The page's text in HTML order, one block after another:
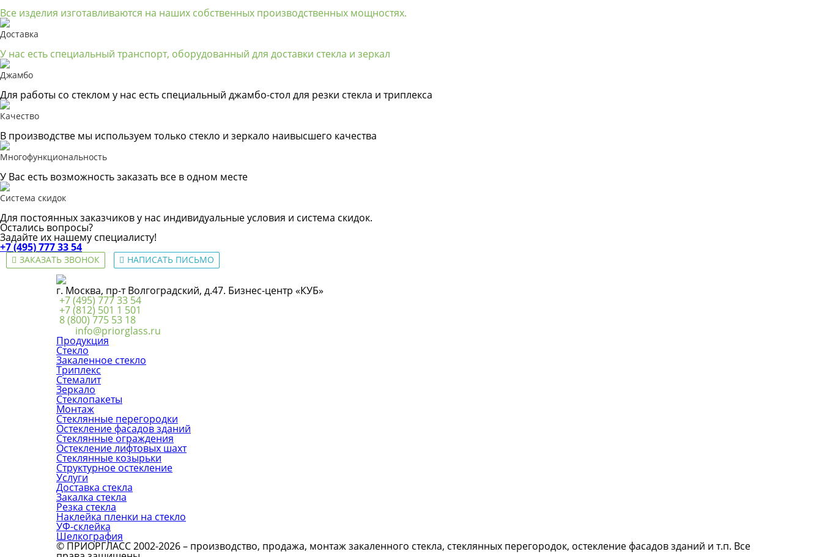
Все изделия изготавливаются на наших собственных производственных мощностях.
Доставка
У нас есть специальный транспорт, оборудованный для доставки стекла и зеркал
Джамбо
Для работы со стеклом у нас есть специальный джамбо-стол для резки стекла и триплекса
Качество
В производстве мы используем только стекло и зеркало наивысшего качества
Многофункциональность
У Вас есть возможность заказать все в одном месте
Система скидок
Для постоянных заказчиков у нас индивидуальные условия и система скидок.
Остались вопросы?
Задайте их нашему специалисту!
+7 (495) 777 33 54
ЗАКАЗАТЬ ЗВОНОК НАПИСАТЬ ПИСЬМО
г. Москва, пр-т Волгоградский, д.47. Бизнес-центр «КУБ»
+7 (495) 777 33 54
+7 (812) 501 1 501
8 (800) 775 53 18
info@priorglass.ru
Продукция
Стекло
Закаленное стекло
Триплекс
Стемалит
Зеркало
Стеклопакеты
Монтаж
Стеклянные перегородки
Остекление фасадов зданий
Стеклянные ограждения
Остекление лифтовых шахт
Стеклянные козырьки
Структурное остекление
Услуги
Доставка стекла
Закалка стекла
Резка стекла
Наклейка пленки на стекло
УФ-склейка
Шелкография
© ПРИОРГЛАСС 2002-2026 – производство, продажа, монтаж закаленного стекла, стеклянных перегородок, остекление фасадов зданий и т.п. Все